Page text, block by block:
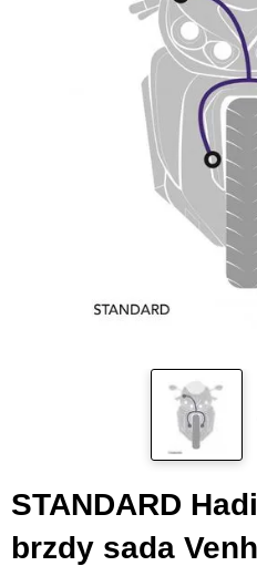
STANDARD
brzdy sada